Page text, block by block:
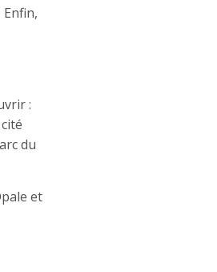
:
du
et